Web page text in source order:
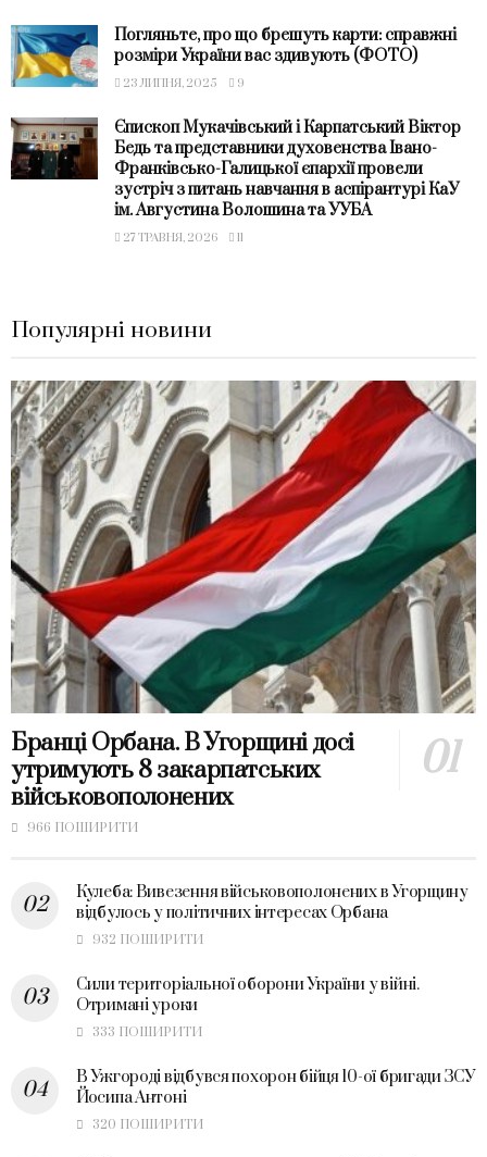
Погляньте, про що брешуть карти: справжні
розміри України вас здивують (ФОТО)
23 ЛИПНЯ, 2025 9
Єпископ Мукачівський і Карпатський Віктор
Бедь та представники духовенства Івано-
Франківсько-Галицької єпархії провели
зустріч з питань навчання в аспірантурі КаУ
ім. Августина Волошина та УУБА
27 ТРАВНЯ, 2026 11
Популярні новини
Бранці Орбана. В Угорщині досі
утримують 8 закарпатських
військовополонених
966 ПОШИРИТИ
Кулеба: Вивезення військовополонених в Угорщину
відбулось у політичних інтересах Орбана
932 ПОШИРИТИ
Сили територіальної оборони України у війні.
Отримані уроки
333 ПОШИРИТИ
В Ужгороді відбувся похорон бійця 10-ої бригади ЗСУ
Йосипа Антоні
320 ПОШИРИТИ